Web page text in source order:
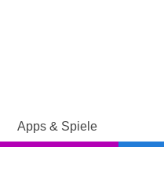
Apps & Spiele